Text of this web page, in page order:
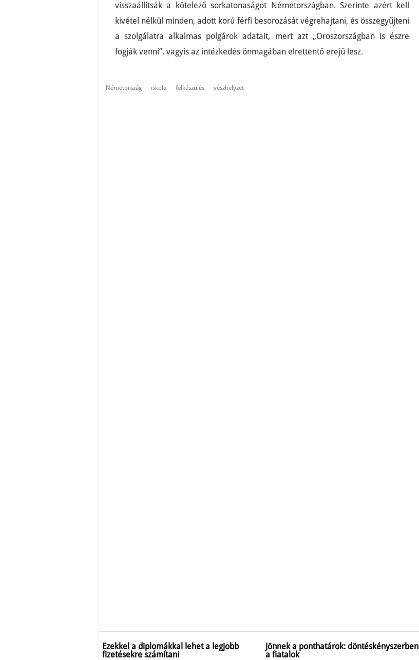
visszaállítsák a kötelező sorkatonaságot Németországban. Szerinte azért kell
kivétel nélkül minden, adott korú férfi besorozását végrehajtani, és összegyűjteni
a szolgálatra alkalmas polgárok adatait, mert azt „Oroszországban is észre
fogják venni”, vagyis az intézkedés önmagában elrettentő erejű lesz.
Németország iskola felkészülés vészhelyzet
Ezekkel a diplomákkal lehet a legjobb
fizetésekre számítani
Jönnek a ponthatárok: döntéskényszerben
a fiatalok